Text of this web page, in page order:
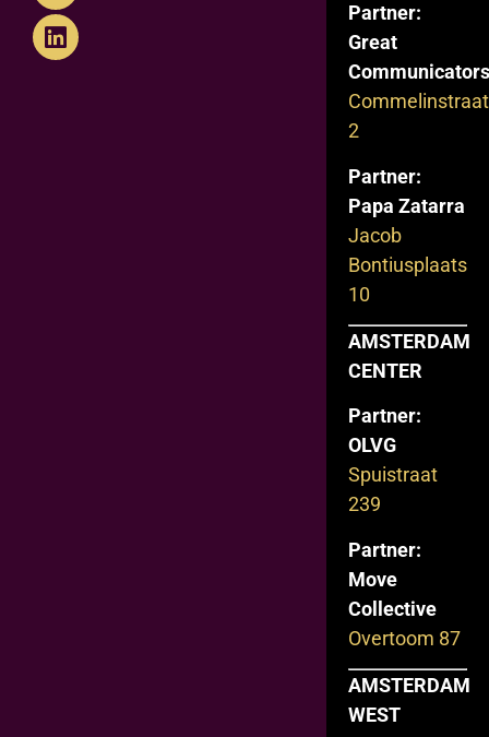
Partner:
Great
Communicators
Commelinstraat
2
Partner:
Papa Zatarra
Jacob
Bontiusplaats
10
AMSTERDAM
CENTER
Partner:
OLVG
Spuistraat
239
Partner:
Move
Collective
Overtoom 87
AMSTERDAM
WEST